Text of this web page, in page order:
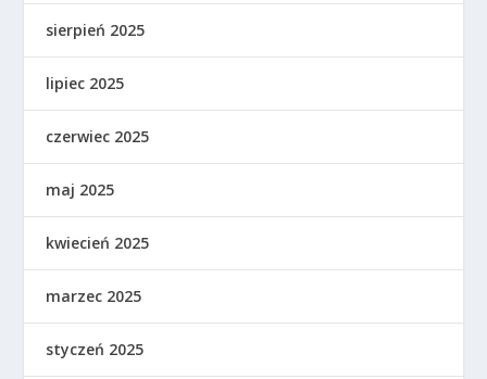
sierpień 2025
lipiec 2025
czerwiec 2025
maj 2025
kwiecień 2025
marzec 2025
styczeń 2025